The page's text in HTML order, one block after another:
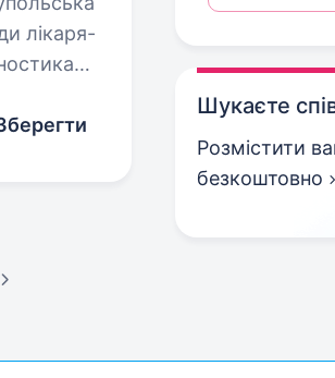
лікаря-
Шукаєте
Розмістити
безкоштовно